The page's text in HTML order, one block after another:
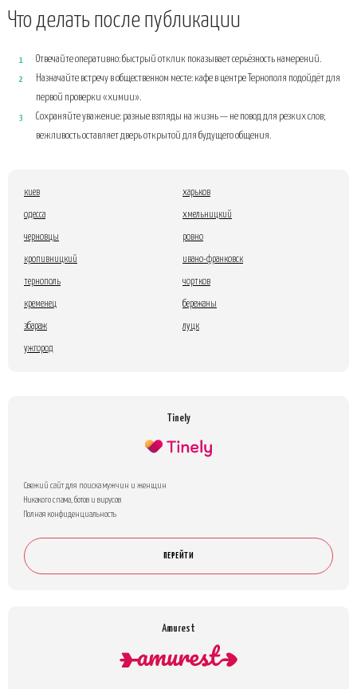
Что делать после публикации
Отвечайте оперативно: быстрый отклик показывает серьёзность намерений.
Назначайте встречу в общественном месте: кафе в центре Тернополя подойдёт для
первой проверки «химии».
Сохраняйте уважение: разные взгляды на жизнь — не повод для резких слов;
вежливость оставляет дверь открытой для будущего общения.
киев харьков
одесса хмельницкий
черновцы ровно
кропивницкий ивано-франковск
тернополь чортков
кременец бережаны
збараж луцк
ужгород
Tinely
Свежий сайт для поиска мужчин и женщин
Никакого спама, ботов и вирусов
Полная конфиденциальность
ПЕРЕЙТИ
Amurest